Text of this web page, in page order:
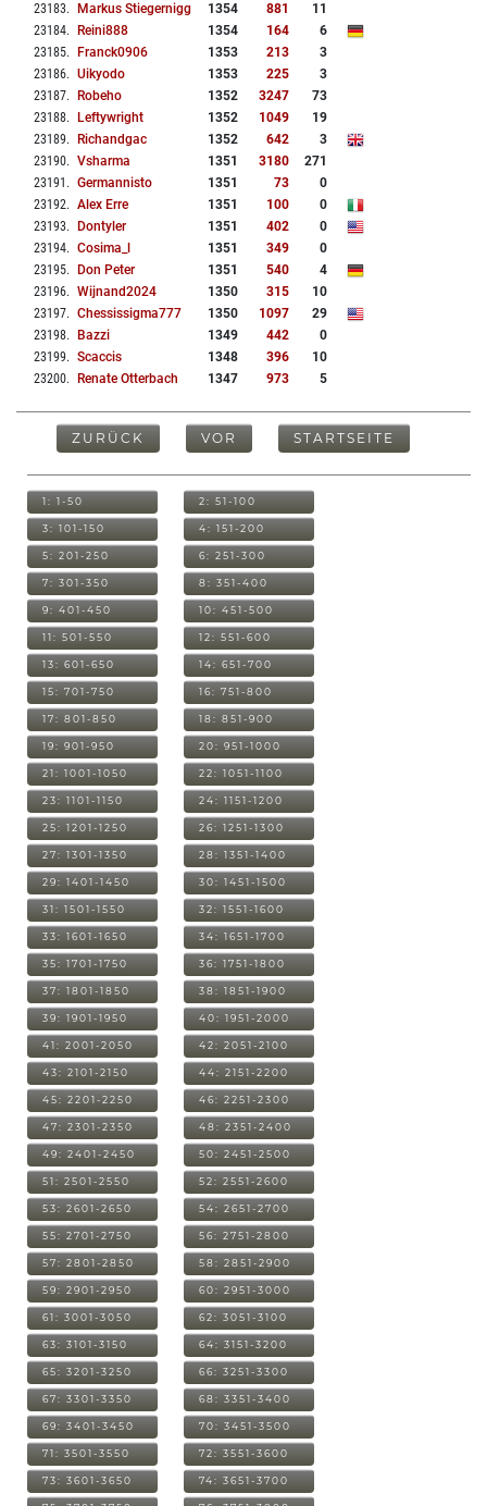
23183. Markus Stiegernigg 1354 881
11
23184. Reini888 1354 164
6
23185. Franck0906 1353 213
3
23186. Uikyodo 1353 225
3
23187. Robeho 1352 3247
73
23188. Leftywright 1352 1049
19
23189. Richandgac 1352 642
3
23190. Vsharma 1351 3180
271
23191 . Germannisto 1351 73
0
23192. Alex Erre 1351 100
0
23193. Dontyler 1351 402
0
23194. Cosima_l 1351 349
0
23195. Don Peter 1351 540
4
23196. Wijnand2024 1350 315
10
23197. Chessissigma777 1350 1097
29
23198. Bazzi 1349 442
0
23199. Scaccis 1348 396
10
23200. Renate Otterbach 1347 973 5
ZURÜCK VOR STARTSEITE
1: 1-50 2: 51-100
3: 101-150 4: 151-200
5: 201-250 6: 251-300
7: 301-350 8: 351-400
9: 401-450 10: 451-500
11: 501-550 12: 551-600
13: 601-650 14: 651-700
15: 701-750 16: 751-800
17: 801-850 18: 851-900
19: 901-950 20: 951-1000
21: 1001-1050 22: 1051-1100
23: 1101-1150 24: 1151-1200
25: 1201-1250 26: 1251-1300
27: 1301-1350 28: 1351-1400
29: 1401-1450 30: 1451-1500
31: 1501-1550 32: 1551-1600
33: 1601-1650 34: 1651-1700
35: 1701-1750 36: 1751-1800
37: 1801-1850 38: 1851-1900
39: 1901-1950 40: 1951-2000
41: 2001-2050 42: 2051-2100
43: 2101-2150 44: 2151-2200
45: 2201-2250 46: 2251-2300
47: 2301-2350 48: 2351-2400
49: 2401-2450 50: 2451-2500
51: 2501-2550 52: 2551-2600
53: 2601-2650 54: 2651-2700
55: 2701-2750 56: 2751-2800
57: 2801-2850 58: 2851-2900
59: 2901-2950 60: 2951-3000
61: 3001-3050 62: 3051-3100
63: 3101-3150 64: 3151-3200
65: 3201-3250 66: 3251-3300
67: 3301-3350 68: 3351-3400
69: 3401-3450 70: 3451-3500
71: 3501-3550 72: 3551-3600
73: 3601-3650 74: 3651-3700